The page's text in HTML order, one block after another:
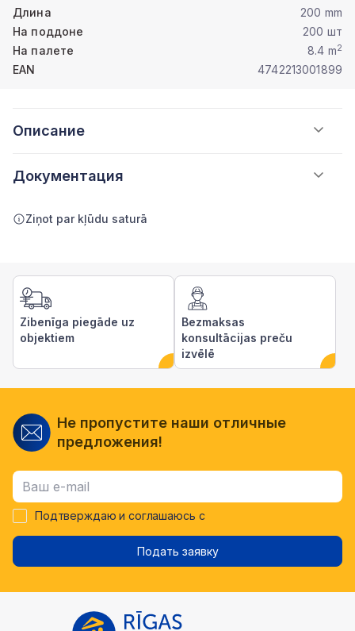
Длина
200 mm
На поддоне
200 шт
На палете
8.4 m2
EAN 4742213001899
Описание
Документация
Ziņot par kļūdu saturā
Zibenīga piegāde uz
objektiem
Bezmaksas
konsultācijas preču
izvēlē
Не пропустите наши отличные
предложения!
Подтверждаю и соглашаюсь с
Подать заявку